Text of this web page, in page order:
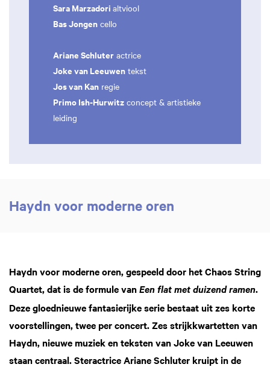
Sara Marzadori altviool
Bas Jongen cello
Ariane Schluter actrice
Joke van Leeuwen tekst
Jos van Kan regie
Primo Ish-Hurwitz concept & artistieke
leiding
Haydn voor moderne oren
Haydn voor moderne oren, gespeeld door het Chaos String
Quartet, dat is de formule van Een flat met duizend ramen.
Deze gloednieuwe fantasierijke serie bestaat uit zes korte
voorstellingen, twee per concert. Zes strijkkwartetten van
Haydn, nieuwe muziek en teksten van Joke van Leeuwen
staan centraal. Steractrice Ariane Schluter kruipt in de